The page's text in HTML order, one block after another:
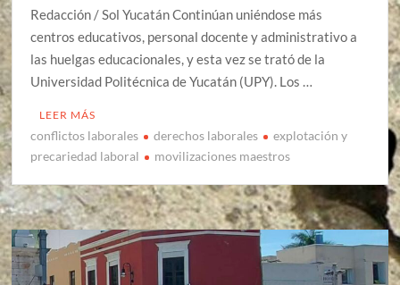
Redacción / Sol Yucatán Continúan uniéndose más
centros educativos, personal docente y administrativo a
las huelgas educacionales, y esta vez se trató de la
Universidad Politécnica de Yucatán (UPY). Los …
LEER MÁS
conflictos laborales derechos laborales
explotación y
precariedad laboral
movilizaciones maestros